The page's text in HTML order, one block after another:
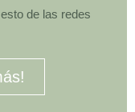
de las redes